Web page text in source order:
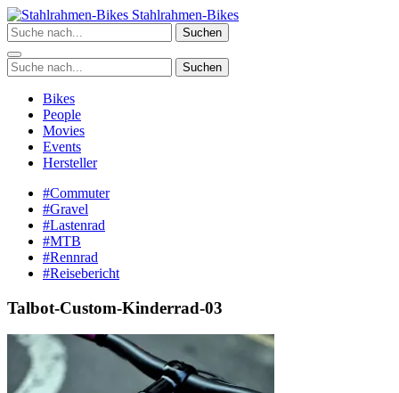
Zum
Inhalt
springen
Stahlrahmen-Bikes
Suchen
Suchen
Bikes
People
Movies
Events
Hersteller
#Commuter
#Gravel
#Lastenrad
#MTB
#Rennrad
#Reisebericht
Talbot-Custom-Kinderrad-03